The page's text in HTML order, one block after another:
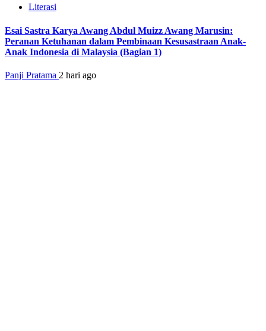
Literasi
Esai Sastra Karya Awang Abdul Muizz Awang Marusin:
Peranan Ketuhanan dalam Pembinaan Kesusastraan Anak-
Anak Indonesia di Malaysia (Bagian 1)
Panji Pratama 2 hari ago